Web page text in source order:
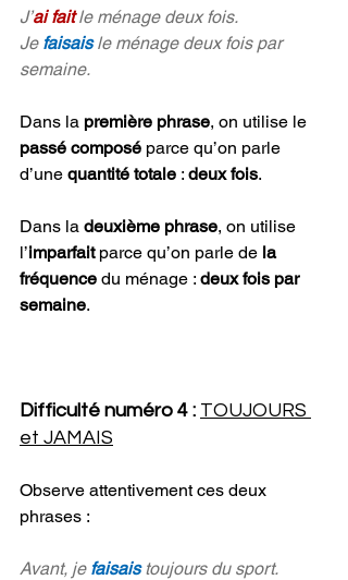
J’ai fait le ménage deux fois.
Je faisais le ménage deux fois par
semaine.
Dans la première phrase, on utilise le
passé composé parce qu’on parle
d’une quantité totale : deux fois.
Dans la deuxième phrase, on utilise
l’imparfait parce qu’on parle de la
fréquence du ménage : deux fois par
semaine.
Difficulté numéro 4 : TOUJOURS
et JAMAIS
Observe attentivement ces deux
phrases :
Avant, je faisais toujours du sport.